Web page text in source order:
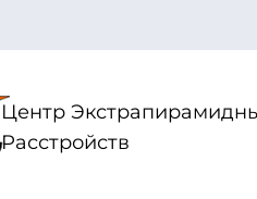
Центр
Расстройств